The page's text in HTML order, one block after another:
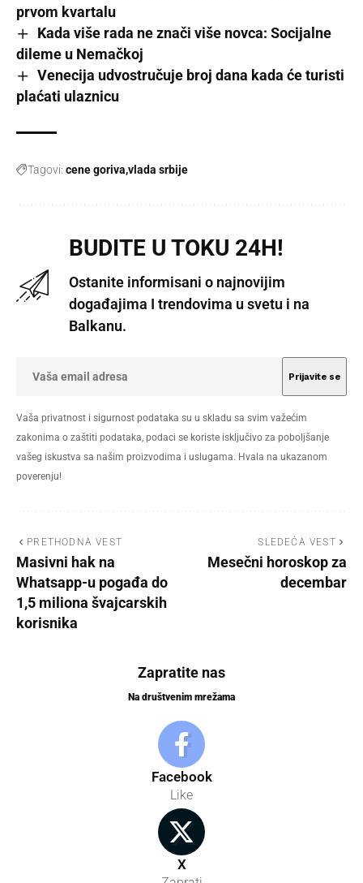
prvom kvartalu
Kada više rada ne znači više novca: Socijalne
dileme u Nemačkoj
Venecija udvostručuje broj dana kada će turisti
plaćati ulaznicu
Tagovi: cene goriva vlada srbije
BUDITE U TOKU 24H!
Ostanite informisani o najnovijim
događajima I trendovima u svetu i na
Balkanu.
Vaša privatnost i sigurnost podataka su u skladu sa svim važećim
zakonima o zaštiti podataka, podaci se koriste isključivo za poboljšanje
vašeg iskustva sa našim proizvodima i uslugama. Hvala na ukazanom
poverenju!
PRETHODNA VEST
Masivni hak na
Whatsapp-u pogađa do
1,5 miliona švajcarskih
korisnika
SLEDEĆA VEST
Mesečni horoskop za
decembar
Zapratite nas
Na društvenim mrežama
Facebook
Like
X